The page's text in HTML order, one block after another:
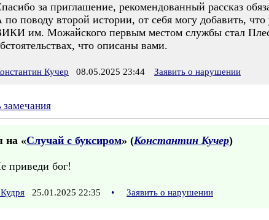
за приглашение, рекомендованный рассказ
по поводу второй истории, от себя могу добавить,
им. Можайского первым местом службы стал
что описаны вами.
Кучер 08.05.2025 23:44 Заявить о нарушении
замечания
на «Случай с буксиром» (Константин Кучер)
приведи бог!
25.01.2025 22:35 • Заявить о нарушении